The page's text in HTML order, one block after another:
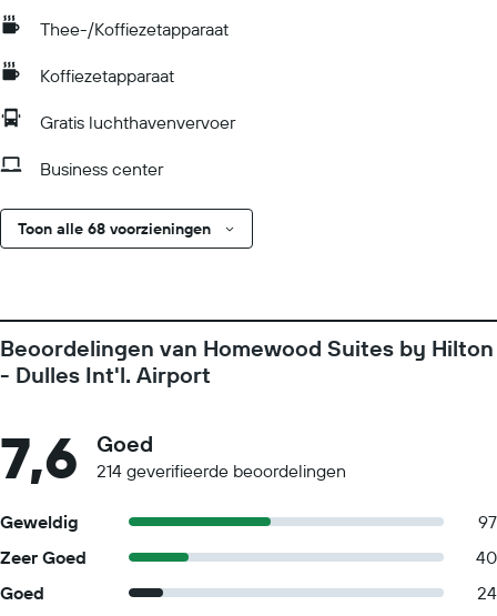
Thee-/Koffiezetapparaat
Koffiezetapparaat
Gratis luchthavenvervoer
Business center
Toon alle 68 voorzieningen
Beoordelingen van Homewood Suites by Hilton
- Dulles Int'l. Airport
7,6 Goed
214 geverifieerde beoordelingen
Geweldig
97
Zeer Goed
40
Goed
24